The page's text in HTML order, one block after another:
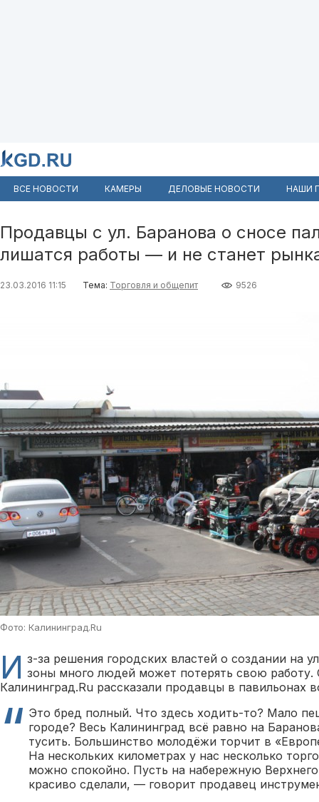
ВСЕ НОВОСТИ КАМЕРЫ ДЕЛОВЫЕ НОВОСТИ НАШИ
Продавцы с ул. Баранова о сносе
лишатся работы — и не станет
23.03.2016 11:15 Тема: Торговля и общепит 9526
Фото: Калининград.Ru
И з-за решения городских властей о создании на
зоны много людей может потерять свою работу.
Калининград.Ru рассказали продавцы в павильонах
Это бред полный. Что здесь ходить-то? Мало
городе? Весь Калининград всё равно на
тусить. Большинство молодёжи торчит в
На нескольких километрах у нас несколько
можно спокойно. Пусть на набережную
красиво сделали, — говорит продавец